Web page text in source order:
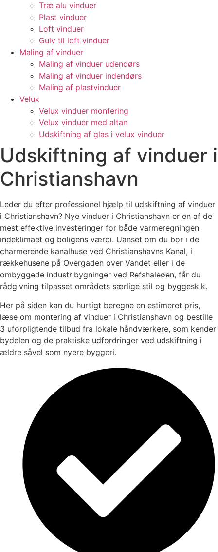
Træ alu vinduer
Plast vinduer
Loft vinduer
Gulv til loft vinduer
Maling af vinduer
Maling af vinduer udendørs
Maling af vinduer indendørs
Maling af plastvinduer
Velux
Velux vinduer montering
Velux vinduer med altan
Udskiftning af glas i velux vinduer
Udskiftning af vinduer i
Christianshavn
Leder du efter professionel hjælp til udskiftning af vinduer
i Christianshavn? Nye vinduer i Christianshavn er en af de
mest effektive investeringer for både varmeregningen,
indeklimaet og boligens værdi. Uanset om du bor i de
charmerende kanalhuse ved Christianshavns Kanal, i
rækkehusene på Overgaden over Vandet eller i de
ombyggede industribygninger ved Refshaleøen, får du
rådgivning tilpasset områdets særlige stil og byggeskik.
Her på siden kan du hurtigt beregne en estimeret pris,
læse om montering af vinduer i Christianshavn og bestille
3 uforpligtende tilbud fra lokale håndværkere, som kender
bydelen og de praktiske udfordringer ved udskiftning i
ældre såvel som nyere byggeri.